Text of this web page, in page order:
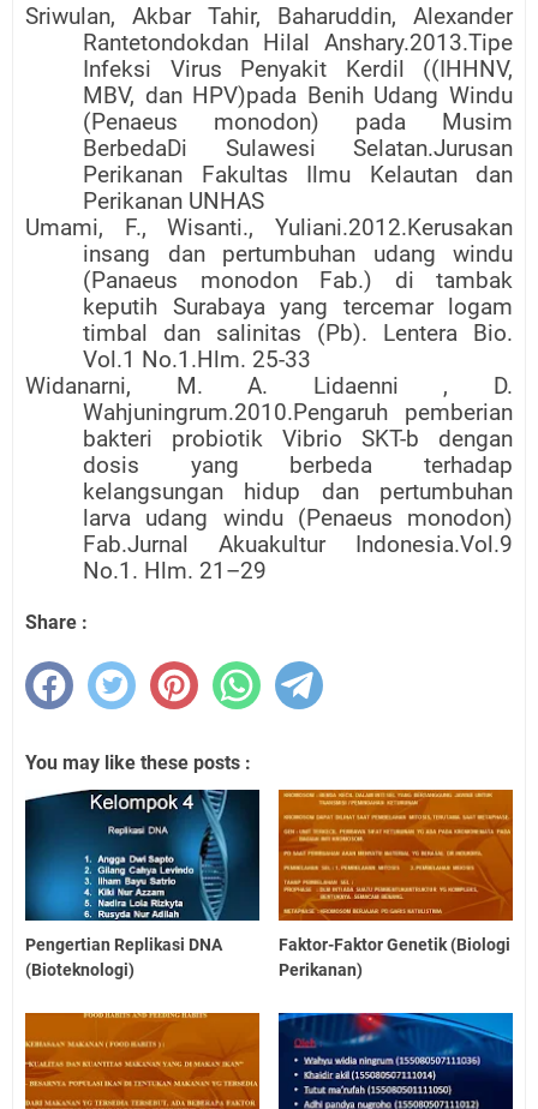
Sriwulan, Akbar Tahir, Baharuddin, Alexander
Rantetondokdan Hilal Anshary.2013.Tipe
Infeksi Virus Penyakit Kerdil ((IHHNV,
MBV, dan HPV)pada Benih Udang Windu
(Penaeus monodon) pada Musim
BerbedaDi Sulawesi Selatan.Jurusan
Perikanan Fakultas Ilmu Kelautan dan
Perikanan UNHAS
Umami, F., Wisanti., Yuliani.2012.Kerusakan
insang dan pertumbuhan udang windu
(Panaeus monodon Fab.) di tambak
keputih Surabaya yang tercemar logam
timbal dan salinitas (Pb). Lentera Bio.
Vol.1 No.1.Hlm. 25-33
Widanarni, M. A. Lidaenni , D.
Wahjuningrum.2010.Pengaruh pemberian
bakteri probiotik Vibrio SKT-b dengan
dosis yang berbeda terhadap
kelangsungan hidup dan pertumbuhan
larva udang windu (Penaeus monodon)
Fab.Jurnal Akuakultur Indonesia.Vol.9
No.1. Hlm. 21–29
Share :
You may like these posts :
Pengertian Replikasi DNA
(Bioteknologi)
Faktor-Faktor Genetik (Biologi
Perikanan)